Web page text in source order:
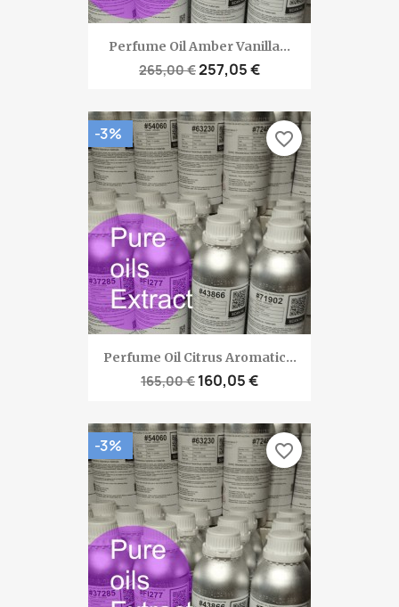
Perfume Oil Amber Vanilla...
265,00 €257,05 €
Perfume Oil Citrus Aromatic...
165,00 € 160,05 €
-3% favorite_border
-3% favorite_border